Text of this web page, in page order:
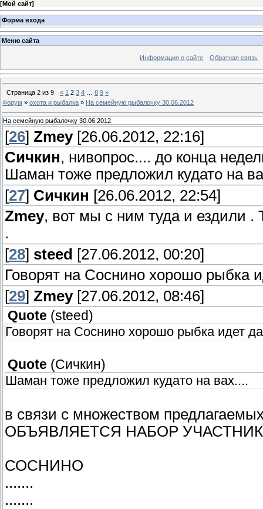
[Мой сайт]
Форма входа
Меню сайта
Информация о сайте Обратная связь
Страница 2 из 9 « 1 2 3 4 8 9 »
Форум » охота и рыбалка » На семейную рыбалочку 30.06.2012
На семейную рыбалочку 30.06.2012
[26] Zmey[26.06.2012, 22:16]
Сичкин, нивопрос.... до конца
Шаман тоже предложил кудато на
[27] Сичкин [26.06.2012, 22:54]
Zmey, вот мы с ним туда и ездили .
.
[28] steed [27.06.2012, 00:20]
Говорят на Соснино хорошо рыбка
[29] Zmey[27.06.2012, 08:46]
Quote (steed)
Говорят на Соснино хорошо рыбка идет
Quote (Сичкин)
Шаман тоже предложил кудато на вах....
в связи с множеством
ОБЪЯВЛЯЕТСЯ НАБОР
СОСНИНО
.......
.......